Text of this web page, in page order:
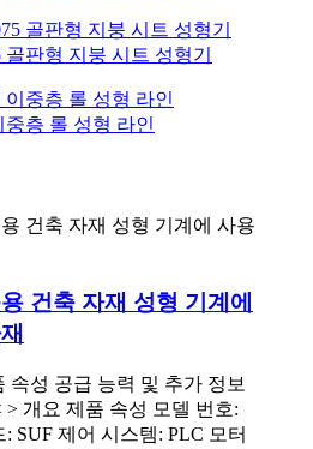
골판형 지붕 시트 성형기
층 롤 성형 라인
건축 자재 성형 기계에
속성 공급 능력 및 추가 정보
> 개요 제품 속성 모델 번호:
: SUF 제어 시스템: PLC 모터